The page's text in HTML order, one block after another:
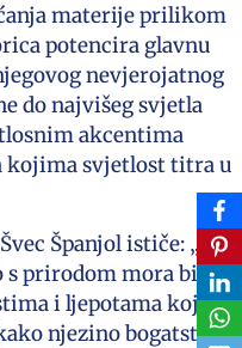
materije prilikom
potencira glavnu
nevjerojatnog
do najvišeg svjetla
akcentima
kojima svjetlost titra u
Španjol ističe: „Da
s prirodom mora biti
i ljepotama koje
njezino bogatstvo